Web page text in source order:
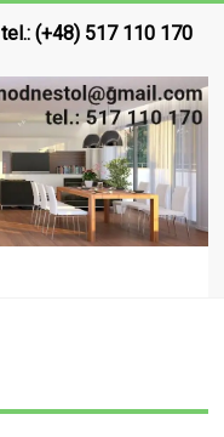
tel.: (+48) 517 110 170